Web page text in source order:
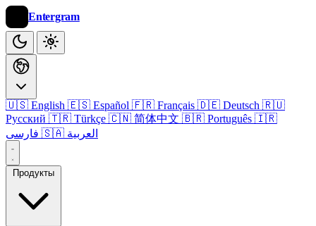
Entergram
🇺🇸 English 🇪🇸 Español 🇫🇷 Français 🇩🇪 Deutsch 🇷🇺
Русский 🇹🇷 Türkçe 🇨🇳 简体中文 🇧🇷 Português 🇮🇷
🇸🇦 العربية
Продукты